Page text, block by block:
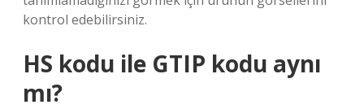
kontrol edebilirsiniz.
HS kodu ile GTIP kodu aynı
mı?